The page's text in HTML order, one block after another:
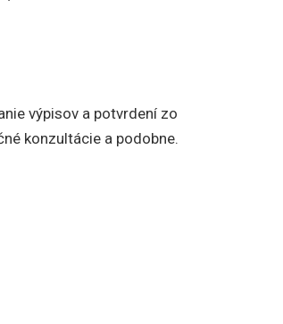
výpisov a potvrdení zo
konzultácie a podobne.